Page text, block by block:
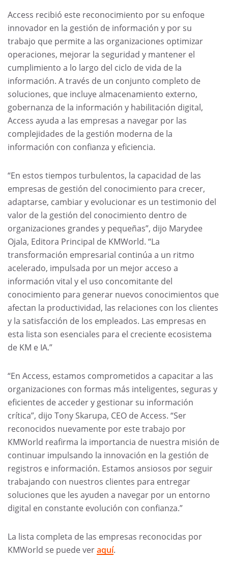
Access recibió este reconocimiento por su enfoque
innovador en la gestión de información y por su
trabajo que permite a las organizaciones optimizar
operaciones, mejorar la seguridad y mantener el
cumplimiento a lo largo del ciclo de vida de la
información. A través de un conjunto completo de
soluciones, que incluye almacenamiento externo,
gobernanza de la información y habilitación digital,
Access ayuda a las empresas a navegar por las
complejidades de la gestión moderna de la
información con confianza y eficiencia.
“En estos tiempos turbulentos, la capacidad de las
empresas de gestión del conocimiento para crecer,
adaptarse, cambiar y evolucionar es un testimonio del
valor de la gestión del conocimiento dentro de
organizaciones grandes y pequeñas”, dijo Marydee
Ojala, Editora Principal de KMWorld. “La
transformación empresarial continúa a un ritmo
acelerado, impulsada por un mejor acceso a
información vital y el uso concomitante del
conocimiento para generar nuevos conocimientos que
afectan la productividad, las relaciones con los clientes
y la satisfacción de los empleados. Las empresas en
esta lista son esenciales para el creciente ecosistema
de KM e IA.”
“En Access, estamos comprometidos a capacitar a las
organizaciones con formas más inteligentes, seguras y
eficientes de acceder y gestionar su información
crítica”, dijo Tony Skarupa, CEO de Access. “Ser
reconocidos nuevamente por este trabajo por
KMWorld reafirma la importancia de nuestra misión de
continuar impulsando la innovación en la gestión de
registros e información. Estamos ansiosos por seguir
trabajando con nuestros clientes para entregar
soluciones que les ayuden a navegar por un entorno
digital en constante evolución con confianza.”
La lista completa de las empresas reconocidas por
KMWorld se puede veraquí.